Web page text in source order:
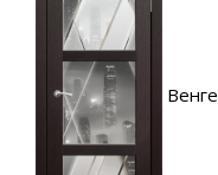
Венге